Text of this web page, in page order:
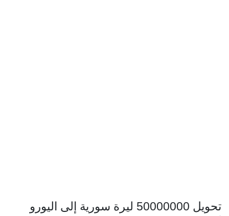
تحويل 50000000 ليرة سورية إلى اليورو